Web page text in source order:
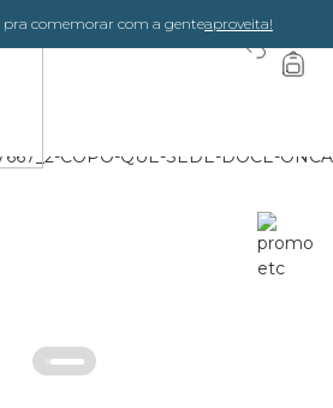
pra comemorar com a genteaproveita!